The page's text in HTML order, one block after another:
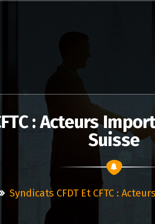
: Acteurs
Suisse
Syndicats CFDT Et CFTC :